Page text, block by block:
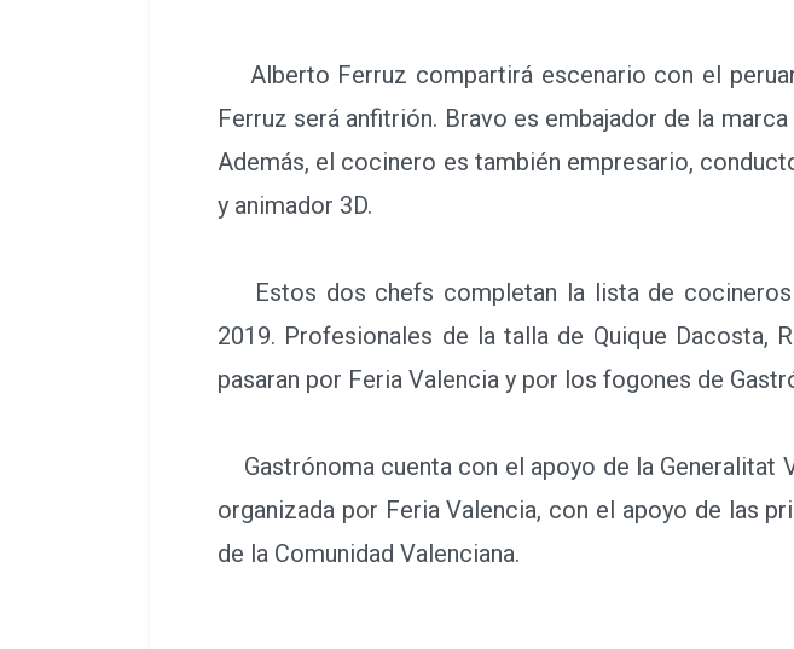
Alberto Ferruz compartirá escenario con el
Ferruz será anfitrión. Bravo es embajador de la
Además, el cocinero es también empresario,
y animador 3D.
Estos dos chefs completan la lista de cocineros
2019. Profesionales de la talla de Quique Dacosta,
pasaran por Feria Valencia y por los fogones de
Gastrónoma cuenta con el apoyo de la Generalitat
organizada por Feria Valencia, con el apoyo de las
de la Comunidad Valenciana.